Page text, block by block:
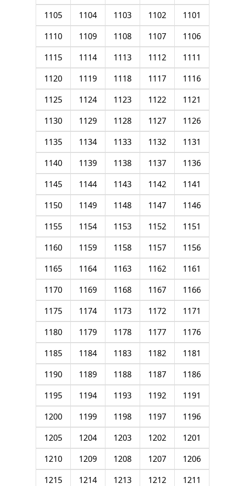
1101
1102
1103
1104
1105
1106
1107
1108
1109
1110
1111
1112
1113
1114
1115
1116
1117
1118
1119
1120
1121
1122
1123
1124
1125
1126
1127
1128
1129
1130
1131
1132
1133
1134
1135
1136
1137
1138
1139
1140
1141
1142
1143
1144
1145
1146
1147
1148
1149
1150
1151
1152
1153
1154
1155
1156
1157
1158
1159
1160
1161
1162
1163
1164
1165
1166
1167
1168
1169
1170
1171
1172
1173
1174
1175
1176
1177
1178
1179
1180
1181
1182
1183
1184
1185
1186
1187
1188
1189
1190
1191
1192
1193
1194
1195
1196
1197
1198
1199
1200
1201
1202
1203
1204
1205
1206
1207
1208
1209
1210
1211
1212
1213
1214
1215